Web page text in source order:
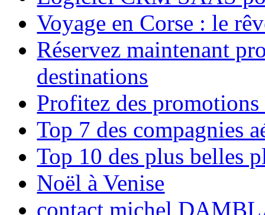
Voyage en Corse : le
Réservez maintenant
destinations
Profitez des
Top 7 des compagnies
Top 10 des plus belles
Noël à Venise
contact michel